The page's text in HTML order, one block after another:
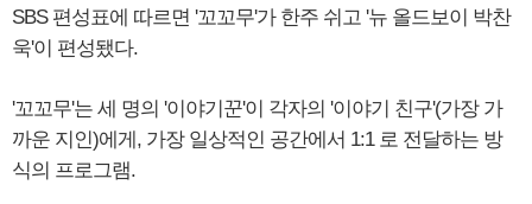
SBS 편성표에 따르면 '꼬꼬무'가 한주 쉬고 '뉴 올드보이 박찬
욱'이 편성됐다.
'꼬꼬무'는 세 명의 '이야기꾼'이 각자의 '이야기 친구'(가장 가
까운 지인)에게, 가장 일상적인 공간에서 1:1 로 전달하는 방
식의 프로그램.